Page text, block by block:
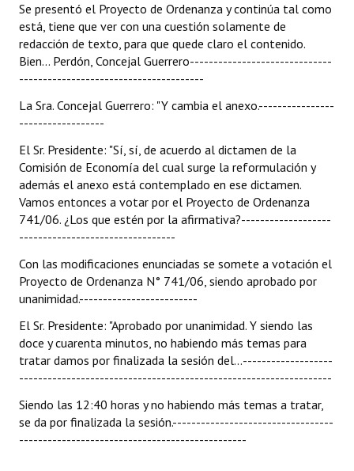
Se presentó el Proyecto de Ordenanza y continúa tal como
está, tiene que ver con una cuestión solamente de
redacción de texto, para que quede claro el contenido.
Bien... Perdón, Concejal Guerrero------------------------------
---------------------------------------
La Sra. Concejal Guerrero: "Y cambia el anexo.----------------
------------------
El Sr. Presidente: "Sí, sí, de acuerdo al dictamen de la
Comisión de Economía del cual surge la reformulación y
además el anexo está contemplado en ese dictamen.
Vamos entonces a votar por el Proyecto de Ordenanza
741/06. ¿Los que estén por la afirmativa?-------------------
---------------------------------
Con las modificaciones enunciadas se somete a votación el
Proyecto de Ordenanza N° 741/06, siendo aprobado por
unanimidad.-------------------------
El Sr. Presidente: "Aprobado por unanimidad. Y siendo las
doce y cuarenta minutos, no habiendo más temas para
tratar damos por finalizada la sesión del...-------------------
------------------------------------------------------------------
Siendo las 12:40 horas y no habiendo más temas a tratar,
se da por finalizada la sesión.----------------------------------
------------------------------------------------